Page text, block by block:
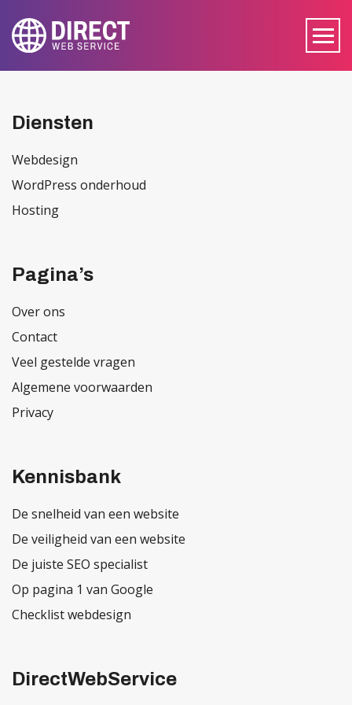
Diensten
Webdesign
WordPress onderhoud
Hosting
Pagina’s
Over ons
Contact
Veel gestelde vragen
Algemene voorwaarden
Privacy
Kennisbank
De snelheid van een website
De veiligheid van een website
De juiste SEO specialist
Op pagina 1 van Google
Checklist webdesign
DirectWebService